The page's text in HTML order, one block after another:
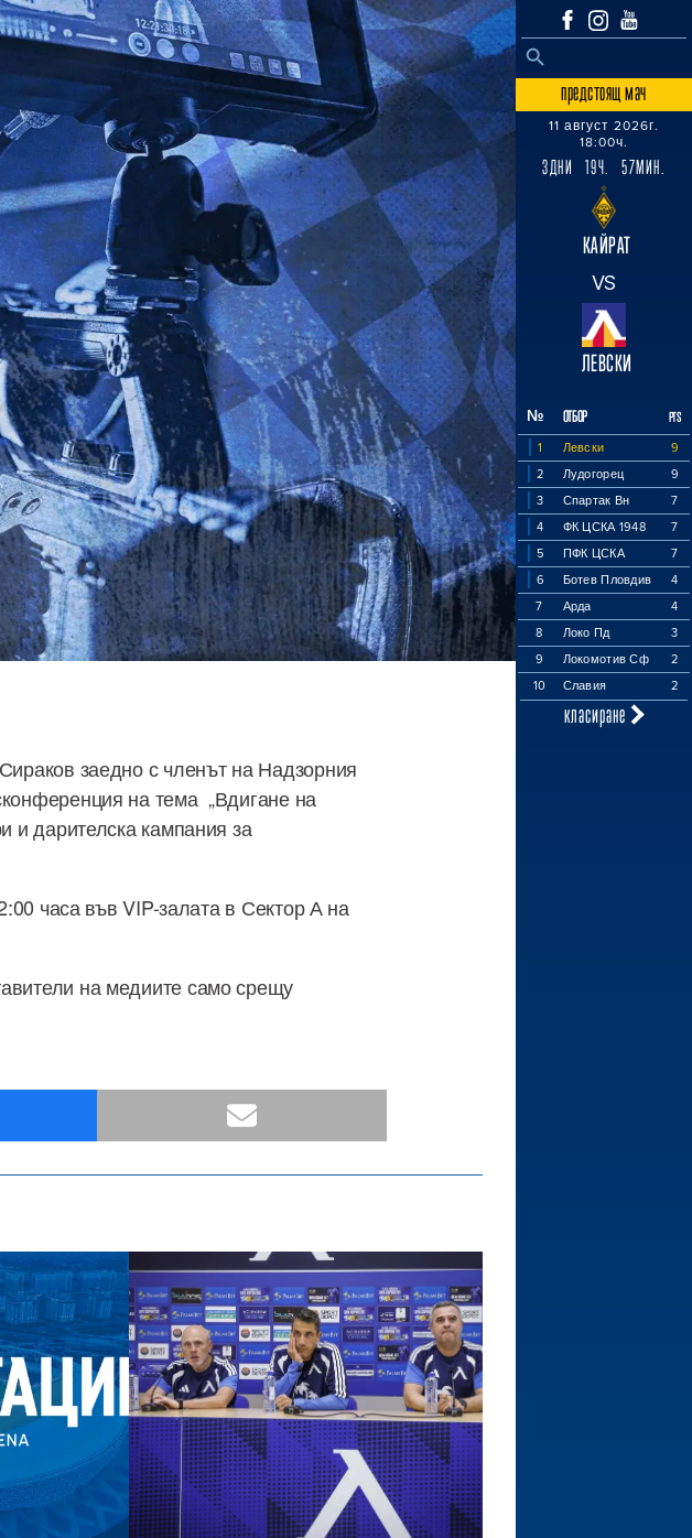
Search
SEARCH BUTTON
предстоящ мач
11 август 2026г.
18:00ч.
3ДНИ 19Ч. 57МИН.
КАЙРАТ
VS
ЛЕВСКИ
№ ОТБОР PTS
1 Левски
9
2
Лудогорец
9
3
Спартак Вн
7
4
ФК ЦСКА 1948
7
5
ПФК ЦСКА
7
6
Ботев Пловдив
4
7
Арда
4
8
Локо Пд
3
9
Локомотив Сф
2
10
Славия 2
класиране
заедно с членът на Надзорния
на тема „Вдигане на
и дарителска кампания за
часа във VIP-залата в Сектор А на
на медиите само срещу